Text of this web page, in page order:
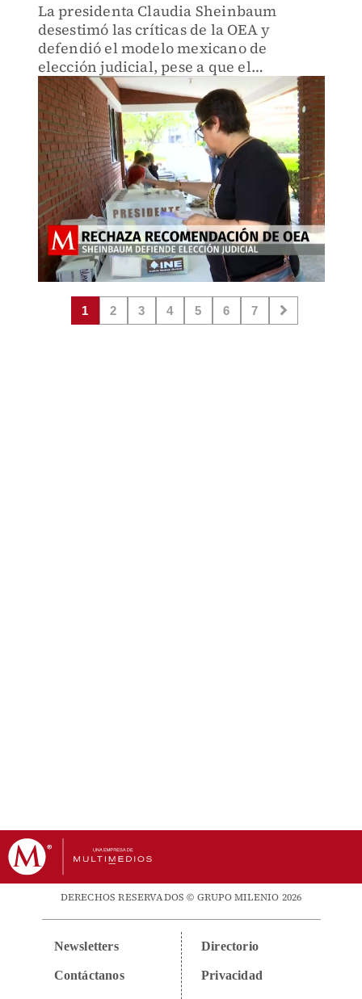
La presidenta Claudia Sheinbaum
desestimó las críticas de la OEA y
defendió el modelo mexicano de
elección judicial, pese a que el
organismo lo calificó de complejo y
polarizante.
1 2 3 4 5 6 7
DERECHOS RESERVADOS © GRUPO MILENIO 2026
Newsletters
Contáctanos
Directorio
Privacidad